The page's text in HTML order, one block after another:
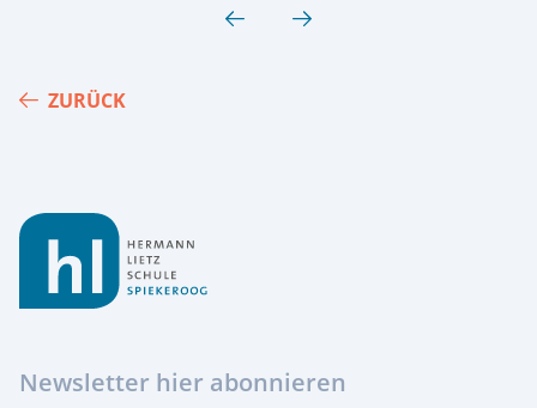
ZURÜCK
Newsletter hier abonnieren